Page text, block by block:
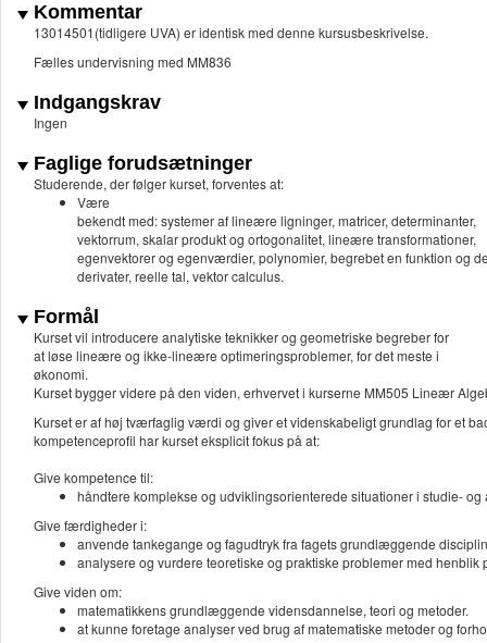
Kommentar
13014501(tidligere UVA) er identisk med denne kursusbeskrivelse.
Fælles undervisning med MM836
Indgangskrav
Ingen
Faglige forudsætninger
Studerende, der følger kurset, forventes at:
Være
bekendt med: systemer af lineære ligninger, matricer, determinanter,
vektorrum, skalar produkt og ortogonalitet, lineære transformationer,
egenvektorer og egenværdier, polynomier, begrebet en funktion og
derivater, reelle tal, vektor calculus.
Formål
Kurset vil introducere analytiske teknikker og geometriske begreber for
at løse lineære og ikke-lineære optimeringsproblemer, for det meste i
økonomi.
Kurset bygger videre på den viden, erhvervet i kurserne MM505 Lineær
Kurset er af høj tværfaglig værdi og giver et videnskabeligt grundlag for et
kompetenceprofil har kurset eksplicit fokus på at:
Give kompetence til:
håndtere komplekse og udviklingsorienterede situationer i studie-
Give færdigheder i:
anvende tankegange og fagudtryk fra fagets grundlæggende
analysere og vurdere teoretiske og praktiske problemer med
Give viden om:
matematikkens grundlæggende vidensdannelse, teori og metoder.
at kunne foretage analyser ved brug af matematiske metoder og